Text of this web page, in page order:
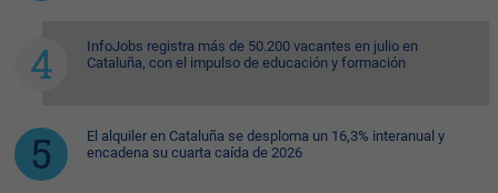
InfoJobs registra más de 50.200 vacantes en julio en
Cataluña, con el impulso de educación y formación
El alquiler en Cataluña se desploma un 16,3% interanual y
encadena su cuarta caída de 2026